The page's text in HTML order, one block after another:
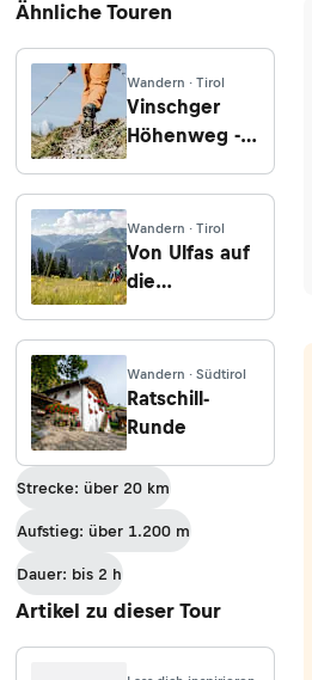
Ähnliche Touren
Wandern · Tirol
Vinschger
Höhenweg -
Glieshof -
Matschertal -
Muntetschinig
Wandern · Tirol
Von Ulfas auf
die
Wandern · Südtirol
Ratschill-
Runde
Strecke: über 20 km
Aufstieg: über 1.200 m
Dauer: bis 2 h
Artikel zu dieser Tour